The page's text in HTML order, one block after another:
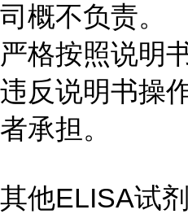
司概不负责。
严格按照说明
违反说明书操
者承担。
其他ELISA试